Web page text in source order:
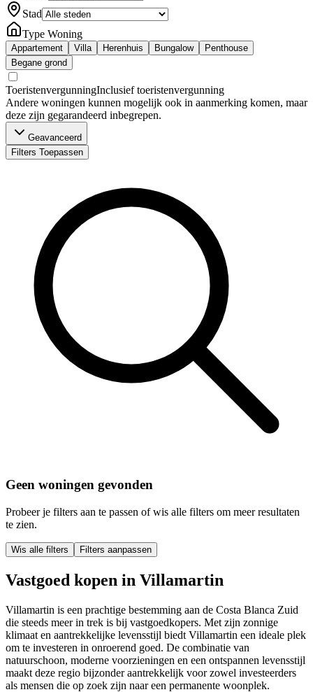
Stad
Type Woning
Appartement Villa Herenhuis Bungalow
Penthouse
Begane grond
ToeristenvergunningInclusief toeristenvergunning
Andere woningen kunnen mogelijk ook in aanmerking komen, maar
deze zijn gegarandeerd inbegrepen.
Geavanceerd
Filters Toepassen
Geen woningen gevonden
Probeer je filters aan te passen of wis alle filters om meer resultaten
te zien.
Wis alle filters Filters aanpassen
Vastgoed kopen in Villamartin
Villamartin is een prachtige bestemming aan de Costa Blanca Zuid
die steeds meer in trek is bij vastgoedkopers. Met zijn zonnige
klimaat en aantrekkelijke levensstijl biedt Villamartin een ideale plek
om te investeren in onroerend goed. De combinatie van
natuurschoon, moderne voorzieningen en een ontspannen levensstijl
maakt deze regio bijzonder aantrekkelijk voor zowel investeerders
als mensen die op zoek zijn naar een permanente woonplek.